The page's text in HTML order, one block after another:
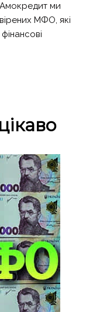
ми
МФО, які